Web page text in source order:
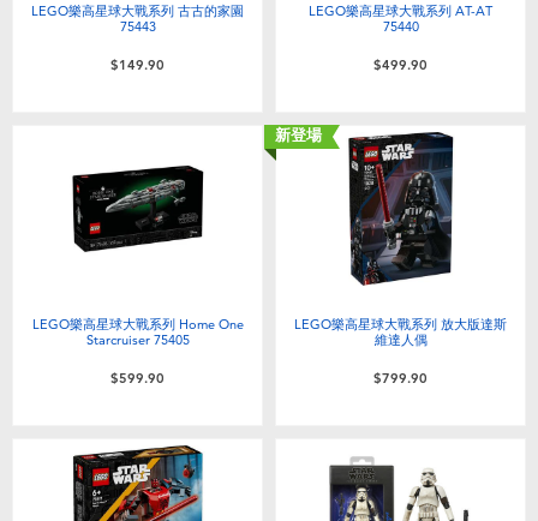
LEGO樂高星球大戰系列 古古的家園
75443
$149.90
LEGO樂高星球大戰系列 AT-AT
75440
$499.90
LEGO樂高星球大戰系列 Home One
Starcruiser 75405
$599.90
新登場
LEGO樂高星球大戰系列 放大版達斯
維達人偶
$799.90